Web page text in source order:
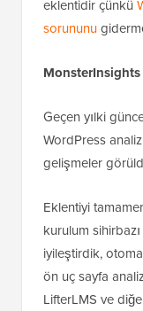
eklentidir çünkü
sorununu
MonsterInsights
Geçen yılki
WordPress
gelişmeler
Eklentiyi
kurulum
iyileştirdik,
ön uç sayfa
LifterLMS ve